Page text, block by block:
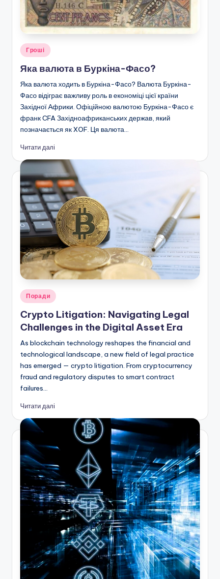
Опубліковано
Гроші
Яка валюта в Буркіна-Фасо?
Яка валюта ходить в Буркіна-Фасо? Валюта Буркіна-
Фасо відіграє важливу роль в економіці цієї країни
Західної Африки. Офіційною валютою Буркіна-Фасо є
франк CFA Західноафриканських держав, який
позначається як XOF. Ця валюта…
Читати далі
Опубліковано
Поради
Crypto Litigation: Navigating Legal
Challenges in the Digital Asset Era
As blockchain technology reshapes the financial and
technological landscape, a new field of legal practice
has emerged — crypto litigation. From cryptocurrency
fraud and regulatory disputes to smart contract
failures…
Читати далі